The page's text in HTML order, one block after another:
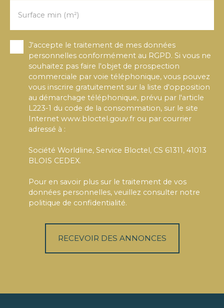
Surface min (m²)
J'accepte le traitement de mes données
personnelles conformément au RGPD. Si vous ne
souhaitez pas faire l'objet de prospection
commerciale par voie téléphonique, vous pouvez
vous inscrire gratuitement sur la liste d'opposition
au démarchage téléphonique, prévu par l'article
L223-1 du code de la consommation, sur le site
Internet www.bloctel.gouv.fr ou par courrier
adressé à :
Société Worldline, Service Bloctel, CS 61311, 41013
BLOIS CEDEX.
Pour en savoir plus sur le traitement de vos
données personnelles, veuillez consulter notre
politique de confidentialité.
RECEVOIR DES ANNONCES